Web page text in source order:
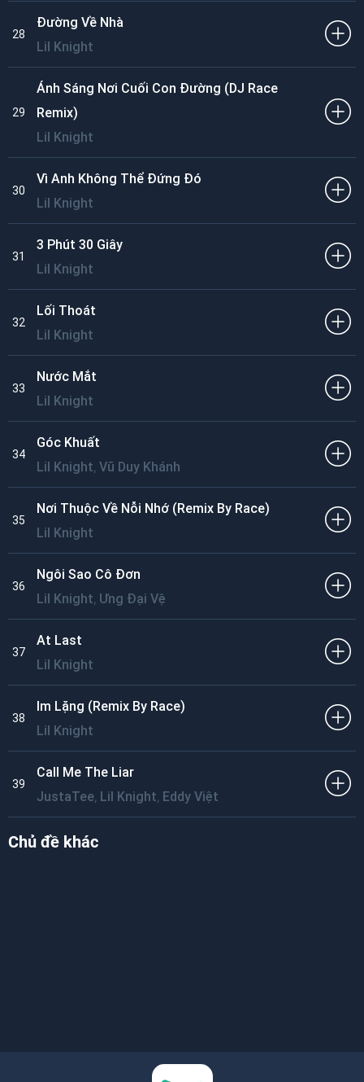
28
Đường Về Nhà
Lil Knight
29
Ánh Sáng Nơi Cuối Con Đường (DJ Race
Remix)
Lil Knight
30
Vì Anh Không Thể Đứng Đó
Lil Knight
31
3 Phút 30 Giây
Lil Knight
32
Lối Thoát
Lil Knight
33
Nước Mắt
Lil Knight
34
Góc Khuất
Lil Knight, Vũ Duy Khánh
35
Nơi Thuộc Về Nỗi Nhớ (Remix By Race)
Lil Knight
36
Ngôi Sao Cô Đơn
Lil Knight, Ưng Đại Vệ
37
At Last
Lil Knight
38
Im Lặng (Remix By Race)
Lil Knight
39
Call Me The Liar
JustaTee, Lil Knight, Eddy Việt
Chủ đề khác